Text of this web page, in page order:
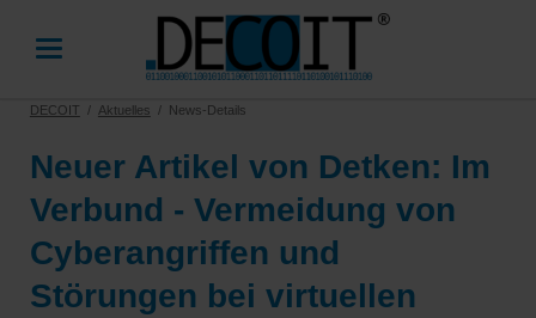
DECOIT Aktuelles News-Details
Neuer Artikel von Detken: Im
Verbund - Vermeidung von
Cyberangriffen und
Störungen bei virtuellen